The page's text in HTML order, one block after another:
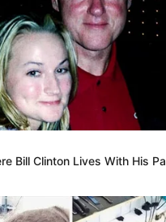
10 Potret
Pakai Bahan
Bill Clinton Lives With His